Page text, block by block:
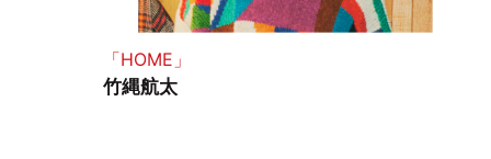
「HOME」
竹縄航太